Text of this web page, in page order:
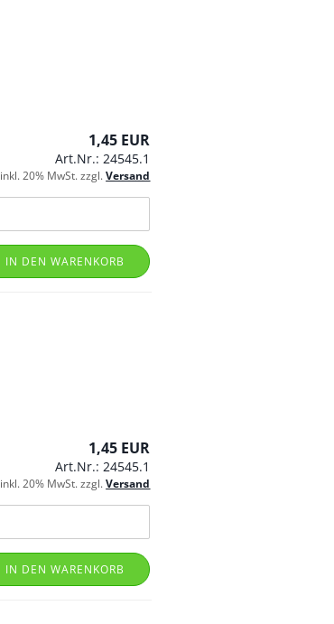
1,45 EUR
Art.Nr.: 24545.1
inkl. 20% MwSt. zzgl.Versand
IN DEN WARENKORB
1,45 EUR
Art.Nr.: 24545.1
inkl. 20% MwSt. zzgl.Versand
IN DEN WARENKORB